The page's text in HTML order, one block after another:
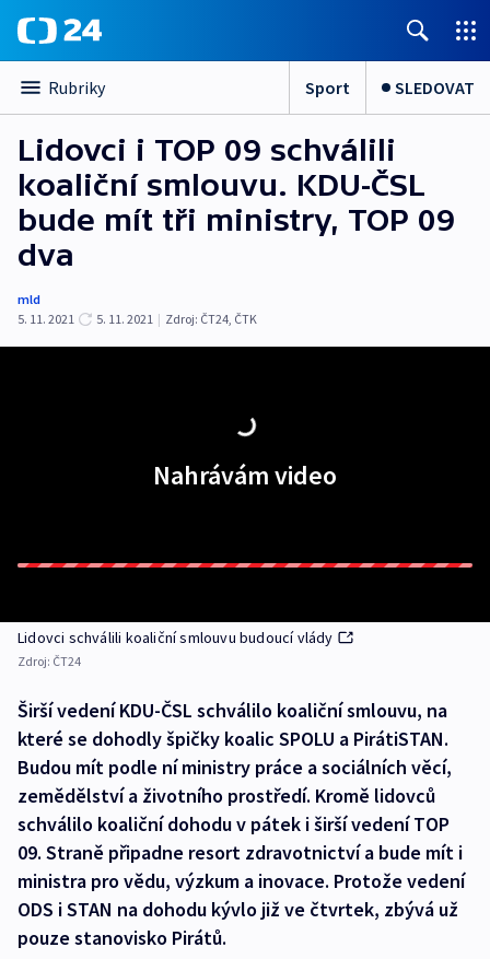
Rubriky Sport SLEDOVAT
Lidovci i TOP 09 schválili
koaliční smlouvu. KDU-ČSL
bude mít tři ministry, TOP 09
dva
mld
5. 11. 2021
5. 11. 2021 | Zdroj: ČT24, ČTK
Nahrávám video
Lidovci schválili koaliční smlouvu budoucí vlády
Zdroj: ČT24
Širší vedení KDU-ČSL schválilo koaliční smlouvu, na
které se dohodly špičky koalic SPOLU a PirátiSTAN.
Budou mít podle ní ministry práce a sociálních věcí,
zemědělství a životního prostředí. Kromě lidovců
schválilo koaliční dohodu v pátek i širší vedení TOP
09. Straně připadne resort zdravotnictví a bude mít i
ministra pro vědu, výzkum a inovace. Protože vedení
ODS i STAN na dohodu kývlo již ve čtvrtek, zbývá už
pouze stanovisko Pirátů.